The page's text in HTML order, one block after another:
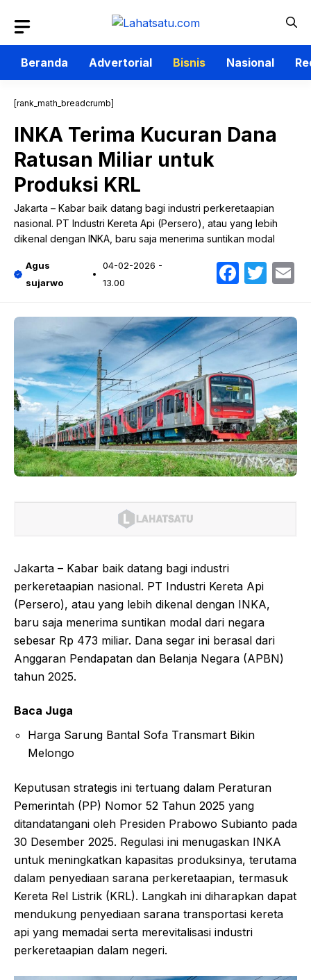
isi
Beranda
Advertorial Bisnis Nasional
[rank_math_breadcrumb]
INKA Terima Kucuran Dana
Ratusan Miliar untuk
Produksi KRL
Jakarta – Kabar baik datang bagi industri perkeretaapian
nasional. PT Industri Kereta Api (Persero), atau yang lebih
dikenal dengan INKA, baru saja menerima suntikan modal
Agus
sujarwo
04-02-2026 -
13.00
Jakarta – Kabar baik datang bagi industri
perkeretaapian nasional. PT Industri Kereta Api
(Persero), atau yang lebih dikenal dengan INKA,
baru saja menerima suntikan modal dari negara
sebesar Rp 473 miliar. Dana segar ini berasal dari
Anggaran Pendapatan dan Belanja Negara (APBN)
tahun 2025.
Baca Juga
Harga Sarung Bantal Sofa Transmart Bikin
Melongo
Keputusan strategis ini tertuang dalam Peraturan
Pemerintah (PP) Nomor 52 Tahun 2025 yang
ditandatangani oleh Presiden Prabowo Subianto pada
30 Desember 2025. Regulasi ini menugaskan INKA
untuk meningkatkan kapasitas produksinya, terutama
dalam penyediaan sarana perkeretaapian, termasuk
Kereta Rel Listrik (KRL). Langkah ini diharapkan dapat
mendukung penyediaan sarana transportasi kereta
api yang memadai serta merevitalisasi industri
perkeretaapian dalam negeri.